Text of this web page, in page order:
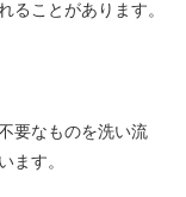
ることがあります。
要なものを洗い流
ます。